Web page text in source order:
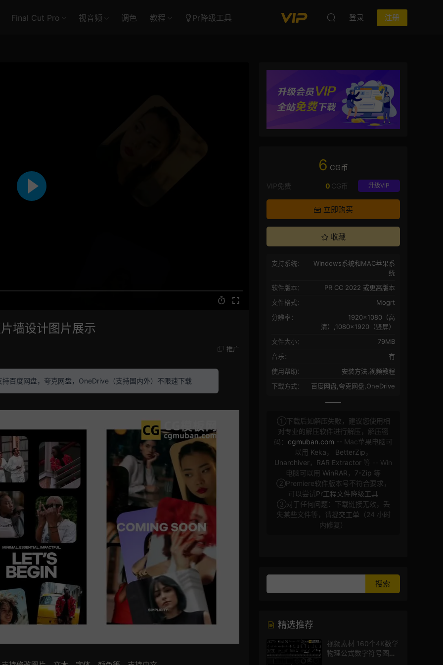
Final Cut Pro 视音频 调色 教程 Pr降级工具 登录 注册
墙设计图片展示
推广
百度网盘，夸克网盘，OneDrive（支持国内外）不限速下载
6 CG币
VIP免费 升级VIP
0 CG币
立即购买
收藏
支持系统：
Windows系统和MAC苹果系
统
软件版本：
PR CC 2022 或更高版本
文件格式：
Mogrt
分辨率：
1920×1080（高
清）,1080×1920（竖屏）
文件大小：
79MB
音乐：
有
使用帮助：
安装方法,视频教程
下载方式：
百度网盘,夸克网盘,OneDrive
①下载后如解压失败，建议您使用相
对专业的解压软件进行解压，解压密
码： cgmuban.com -- Mac苹果电脑可
以用 Keka ， BetterZip ，
Unarchiver， RAR Extractor 等 -- Win
电脑可以用 WinRAR ， 7-Zip 等
②Premiere软件版本号不符合要求，
可以尝试Pr工程文件降级工具
③对于任何问题：下载链接无效，丢
失某些文件等，请提交工单 （24 小时
内修复）
精选推荐
视频素材 160个4K数学
物理公式数字符号图标